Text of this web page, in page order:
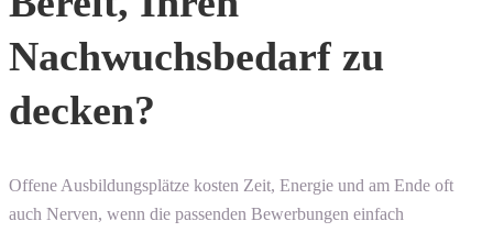
Nachwuchsbedarf zu
decken?
Offene Ausbildungsplätze kosten Zeit, Energie und am Ende oft
auch Nerven, wenn die passenden Bewerbungen einfach